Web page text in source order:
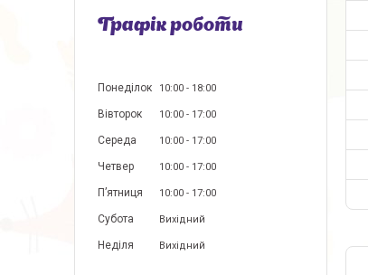
Графік роботи
Понеділок 10:00 18:00
Вівторок 10:00 17:00
Середа 10:00 17:00
Четвер 10:00 17:00
Пʼятниця 10:00 17:00
Субота Вихідний
Неділя Вихідний